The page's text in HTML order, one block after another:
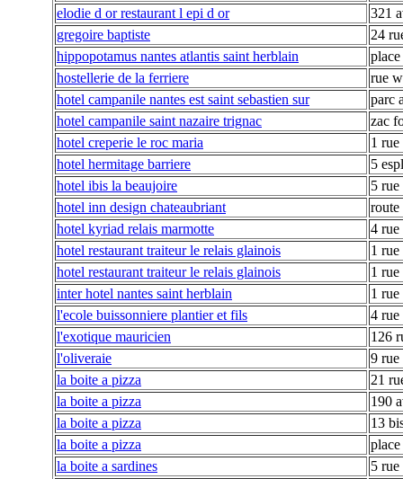
elodie d or restaurant l epi d or
321
gregoire baptiste
24
hippopotamus nantes atlantis saint herblain
hostellerie de la ferriere
rue
hotel campanile nantes est saint sebastien sur
parc
hotel campanile saint nazaire trignac
zac
hotel creperie le roc maria
1
hotel hermitage barriere
5
hotel ibis la beaujoire
5
hotel inn design chateaubriant
route
hotel kyriad relais marmotte
4 rue
hotel restaurant traiteur le relais glainois
1
hotel restaurant traiteur le relais glainois
1
inter hotel nantes saint herblain
1
l'ecole buissonniere plantier et fils
4 rue
l'exotique mauricien
126
l'oliveraie
9 rue
la boite a pizza
21
la boite a pizza
190
la boite a pizza
13
la boite a pizza
la boite a sardines
5 rue